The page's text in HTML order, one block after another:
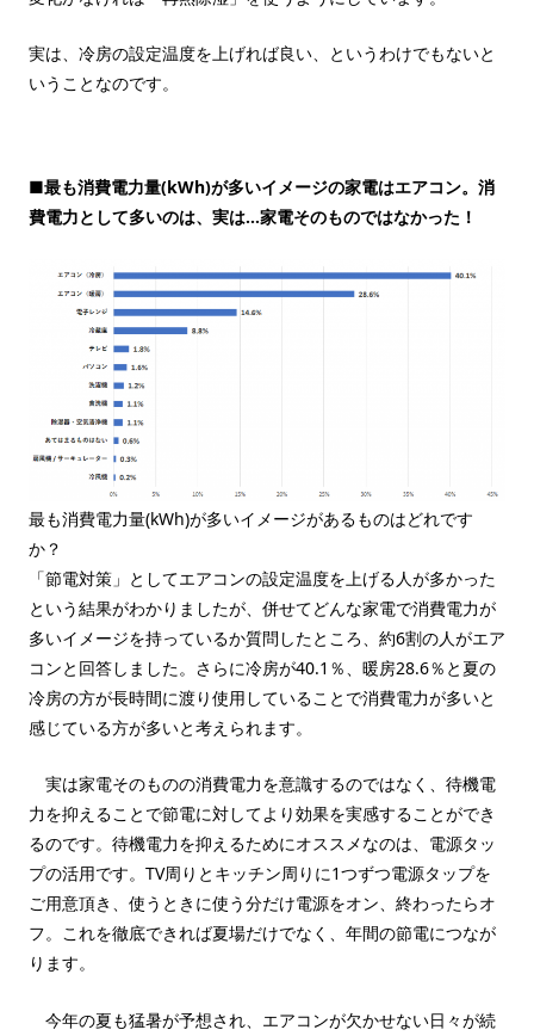
実は、冷房の設定温度を上げれば良い、というわけでもないと
いうことなのです。
■最も消費電力量(kWh)が多いイメージの家電はエアコン。消
費電力として多いのは、実は…家電そのものではなかった！
最も消費電力量(kWh)が多いイメージがあるものはどれです
か？
「節電対策」としてエアコンの設定温度を上げる人が多かった
という結果がわかりましたが、併せてどんな家電で消費電力が
多いイメージを持っているか質問したところ、約6割の人がエア
コンと回答しました。さらに冷房が40.1％、暖房28.6％と夏の
冷房の方が長時間に渡り使用していることで消費電力が多いと
感じている方が多いと考えられます。
実は家電そのものの消費電力を意識するのではなく、待機電
力を抑えることで節電に対してより効果を実感することができ
るのです。待機電力を抑えるためにオススメなのは、電源タッ
プの活用です。TV周りとキッチン周りに1つずつ電源タップを
ご用意頂き、使うときに使う分だけ電源をオン、終わったらオ
フ。これを徹底できれば夏場だけでなく、年間の節電につなが
ります。
今年の夏も猛暑が予想され、エアコンが欠かせない日々が続